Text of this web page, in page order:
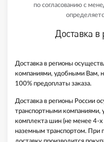
по согласованию с
Доставка в
Доставка в регионы
компаниями, удобными Вам,
100% предоплаты заказа.
Доставка в регионы России
транспортными компаниями,
комплекта шин (не менее 4-х
наземным транспортом. При